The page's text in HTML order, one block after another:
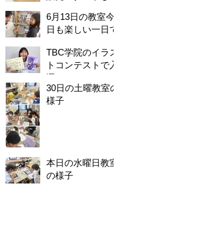
6月13日の教室今
日も楽しい一日で
TBC学院のイラス
トコンテストで入
選！
30日の土曜教室の
様子
本日の水曜日教室
の様子